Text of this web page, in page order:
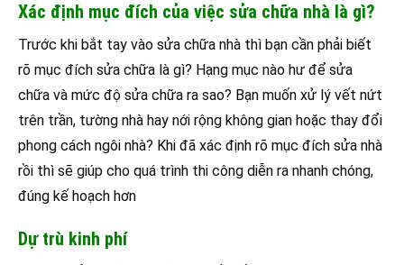
Xác định mục đích của việc sửa chữa nhà là gì?
Trước khi bắt tay vào sửa chữa nhà thì bạn cần phải biết
rõ mục đích sửa chữa là gì? Hạng mục nào hư để sửa
chữa và mức độ sửa chữa ra sao? Bạn muốn xử lý vết nứt
trên trần, tường nhà hay nới rộng không gian hoặc thay đổi
phong cách ngôi nhà? Khi đã xác định rõ mục đích sửa nhà
rồi thì sẽ giúp cho quá trình thi công diễn ra nhanh chóng,
đúng kế hoạch hơn
Dự trù kinh phí